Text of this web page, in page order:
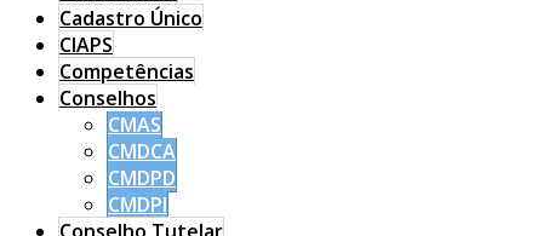
Cadastro Único
CIAPS
Competências
Conselhos
CMAS
CMDCA
CMDPD
CMDPI
Conselho Tutelar